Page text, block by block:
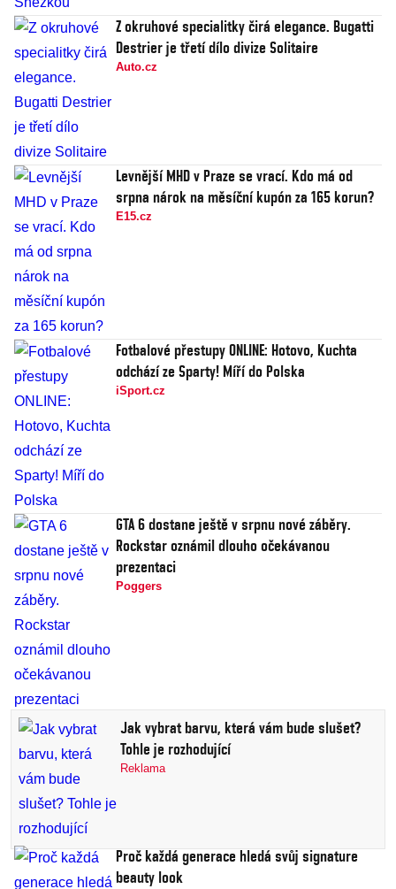
Z okruhové specialitky čirá elegance. Bugatti
Destrier je třetí dílo divize Solitaire
Auto.cz
Levnější MHD v Praze se vrací. Kdo má od
srpna nárok na měsíční kupón za 165 korun?
E15.cz
Fotbalové přestupy ONLINE: Hotovo, Kuchta
odchází ze Sparty! Míří do Polska
iSport.cz
GTA 6 dostane ještě v srpnu nové záběry.
Rockstar oznámil dlouho očekávanou
prezentaci
Poggers
Jak vybrat barvu, která vám bude slušet?
Tohle je rozhodující
Reklama
Proč každá generace hledá svůj signature
beauty look